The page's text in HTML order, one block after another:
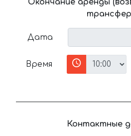
Окончание аренды
Дата
Время
Контактные